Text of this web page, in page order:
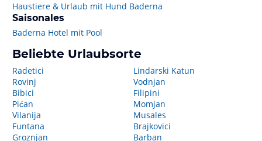
Haustiere & Urlaub mit Hund Baderna
Saisonales
Baderna Hotel mit Pool
Beliebte Urlaubsorte
Radetici
Rovinj
Bibici
Pićan
Vilanija
Funtana
Groznjan
Lindarski Katun
Vodnjan
Filipini
Momjan
Musales
Brajkovici
Barban